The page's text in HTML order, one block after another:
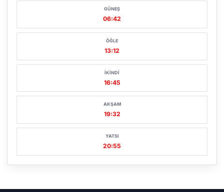
GÜNEŞ
06:42
ÖĞLE
13:12
İKINDI
16:45
AKŞAM
19:32
YATSI
20:55